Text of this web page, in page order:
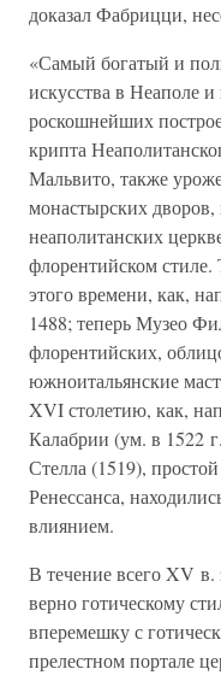
доказал Фабрицци,
«Самый богатый и
искусства в Неаполе
роскошнейших
крипта
Мальвито, также
монастырских дворов,
неаполитанских
флорентийском
этого времени, как,
1488; теперь Музео
флорентийских,
южноитальянские
XVI столетию, как,
Калабрии (ум. в 1522
Стелла (1519),
Ренессанса,
влиянием.
В течение всего XV в.
верно готическому
вперемешку с
прелестном портале